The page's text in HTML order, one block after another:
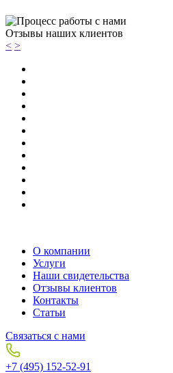
Отзывы наших клиентов
< >
О компании
Услуги
Наши свидетельства
Отзывы клиентов
Контакты
Статьи
Связаться с нами
+7 (495) 152-52-91